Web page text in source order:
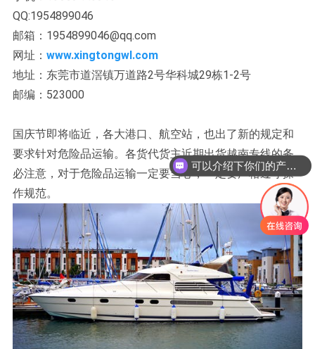
QQ:1954899046
邮箱：1954899046@qq.com
网址： www.xingtongwl.com
地址：东莞市道滘镇万道路2号华科城29栋1-2号
邮编：523000
国庆节即将临近，各大港口、航空站，也出了新的规定和
要求针对危险品运输。各货代货主近期出货越南专线的务
必注意，对于危险品运输一定要当心，一定要严格遵守操
作规范。
可以介绍下你们的产品么？